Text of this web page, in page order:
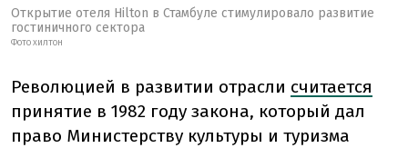
Открытие отеля Hilton в Стамбуле стимулировало развитие
гостиничного сектора
ФОТО ХИЛТОН
Революцией в развитии отрасли считается
принятие в 1982 году закона, который дал
право Министерству культуры и туризма